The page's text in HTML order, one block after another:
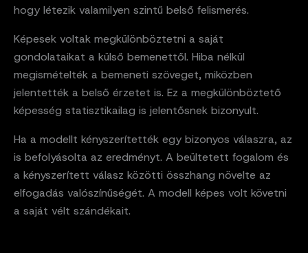
hogy létezik valamilyen szintű belső felismerés.
Képesek voltak megkülönböztetni a saját
gondolataikat a külső bemenettől. Hiba nélkül
megismételték a bemeneti szöveget, miközben
jelentették a belső érzetet is. Ez a megkülönböztető
képesség statisztikailag is jelentősnek bizonyult.
Ha a modellt kényszerítették egy bizonyos válaszra, az
is befolyásolta az eredményt. A beültetett fogalom és
a kényszerített válasz közötti összhang növelte az
elfogadás valószínűségét. A modell képes volt követni
a saját vélt szándékait.